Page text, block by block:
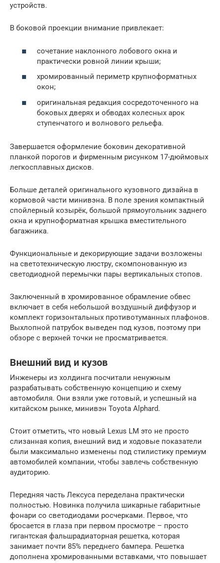
устройств.
В боковой проекции внимание привлекает:
сочетание наклонного лобового окна и
практически ровной линии крыши;
хромированный периметр крупноформатных
окон;
оригинальная редакция сосредоточенного на
боковых дверях и обводах колесных арок
ступенчатого и волнового рельефа.
Завершается оформление боковин декоративной
планкой порогов и фирменным рисунком 17-дюймовых
легкосплавных дисков.
Больше деталей оригинального кузовного дизайна в
кормовой части минивэна. В поле зрения компактный
спойлерный козырёк, большой прямоугольник заднего
окна и крупноформатная крышка вместительного
багажника.
Функциональные и декорирующие задачи возложены
на светотехническую люстру, скомпонованную из
светодиодной перемычки пары вертикальных стопов.
Заключенный в хромированное обрамление обвес
включает в себя небольшой воздушный диффузор и
комплект горизонтальных противотуманных плафонов.
Выхлопной патрубок выведен под кузов, поэтому при
обзоре с верхней точки не просматривается.
Внешний вид и кузов
Инженеры из холдинга посчитали ненужным
разрабатывать собственную концепцию и схему
автомобиля. Они взяли уже готовый, и успешный на
китайском рынке, минивэн Toyota Alphard.
Стоит отметить, что новый Lexus LM это не просто
слизанная копия, внешний вид и ходовые показатели
были максимально изменены под стилистику премиум
автомобилей компании, чтобы завлечь собственную
аудиторию.
Передняя часть Лексуса переделана практически
полностью. Новинка получила шикарные габаритные
фонари со светодиодами росчерками. Первое, что
бросается в глаза при первом просмотре – просто
гигантская фальшрадиаторная решетка, которая
занимает почти 85% переднего бампера. Решетка
дополнена хромированными вставками, что повышает